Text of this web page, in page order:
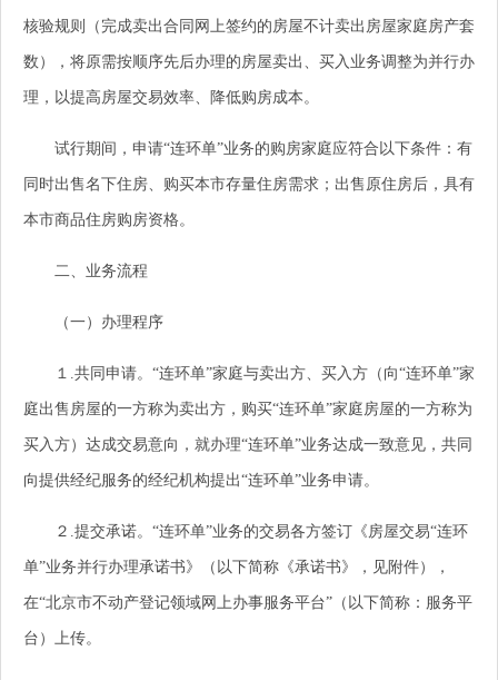
核验规则（完成卖出合同网上签约的房屋不计卖出房屋家庭房产套
数），将原需按顺序先后办理的房屋卖出、买入业务调整为并行办
理，以提高房屋交易效率、降低购房成本。
试行期间，申请“连环单”业务的购房家庭应符合以下条件：有
同时出售名下住房、购买本市存量住房需求；出售原住房后，具有
本市商品住房购房资格。
二、业务流程
（一）办理程序
１.共同申请。“连环单”家庭与卖出方、买入方（向“连环单”家
庭出售房屋的一方称为卖出方，购买“连环单”家庭房屋的一方称为
买入方）达成交易意向，就办理“连环单”业务达成一致意见，共同
向提供经纪服务的经纪机构提出“连环单”业务申请。
２.提交承诺。“连环单”业务的交易各方签订《房屋交易“连环
单”业务并行办理承诺书》（以下简称《承诺书》，见附件），
在“北京市不动产登记领域网上办事服务平台”（以下简称：服务平
台）上传。